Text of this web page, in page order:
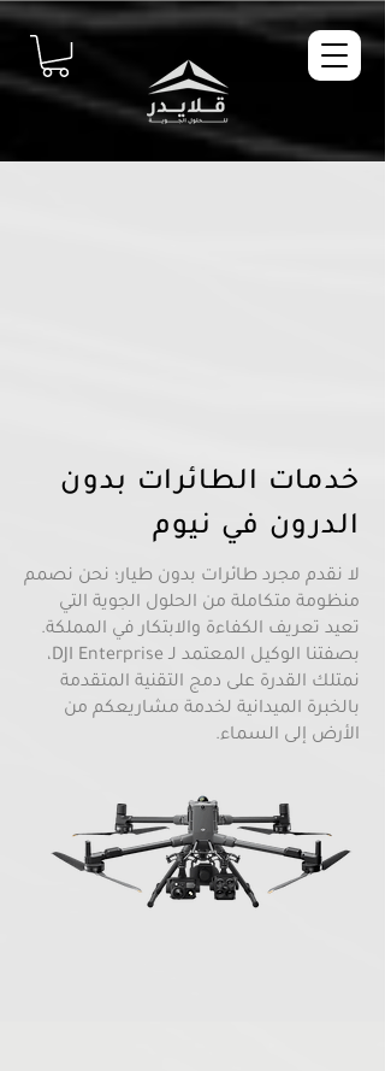
خدمات الطائرات بدون
الدرون في نيوم
لا نقدم مجرد طائرات بدون طيار؛ نحن نصمم
منظومة متكاملة من الحلول الجوية التي
تعيد تعريف الكفاءة والابتكار في المملكة.
بصفتنا الوكيل المعتمد لـ DJI Enterprise،
نمتلك القدرة على دمج التقنية المتقدمة
بالخبرة الميدانية لخدمة مشاريعكم من
الأرض إلى السماء.